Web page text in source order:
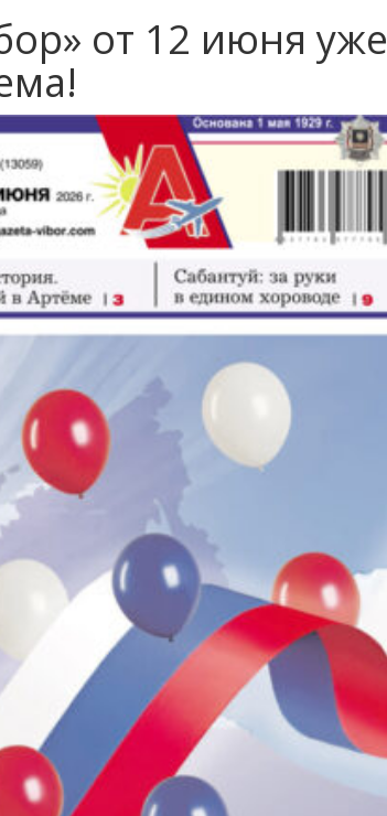
от 12 июня уже